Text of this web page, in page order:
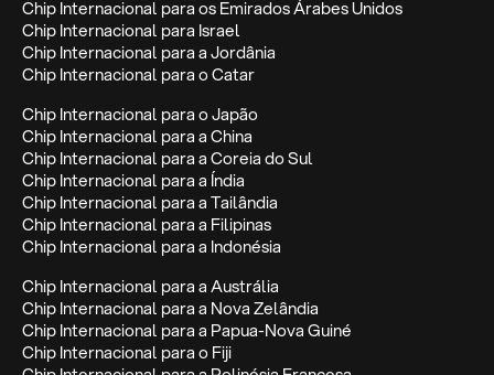
Chip Internacional para os Emirados Árabes Unidos
Chip Internacional para Israel
Chip Internacional para a Jordânia
Chip Internacional para o Catar
Chip Internacional para o Japão
Chip Internacional para a China
Chip Internacional para a Coreia do Sul
Chip Internacional para a Índia
Chip Internacional para a Tailândia
Chip Internacional para a Filipinas
Chip Internacional para a Indonésia
Chip Internacional para a Austrália
Chip Internacional para a Nova Zelândia
Chip Internacional para a Papua-Nova Guiné
Chip Internacional para o Fiji